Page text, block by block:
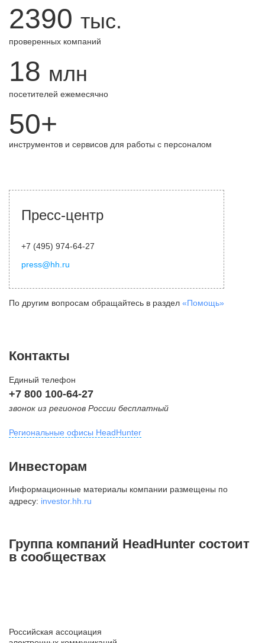
2390 тыс.
проверенных компаний
18 млн
посетителей ежемесячно
50+
инструментов и сервисов для работы с персоналом
Пресс-центр
+7 (495) 974-64-27
press@hh.ru
По другим вопросам обращайтесь в раздел «Помощь»
Контакты
Единый телефон
+7 800 100-64-27
звонок из регионов России бесплатный
Региональные офисы HeadHunter
внутригородская территория
Муниципальный округ Тверской,
2-я Брестская ул., д. 48,
+7 495 980-64-27
ул. Жуковского, д. 19, особняк
Инвесторам
Информационные материалы компании размещены по
адресу: investor.hh.ru
Группа компаний HeadHunter состоит
в сообществах
Российская ассоциация